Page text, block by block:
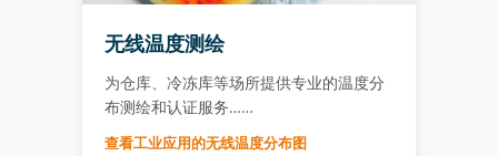
无线温度测绘
为仓库、冷冻库等场所提供专业的温度分
布测绘和认证服务……
查看工业应用的无线温度分布图